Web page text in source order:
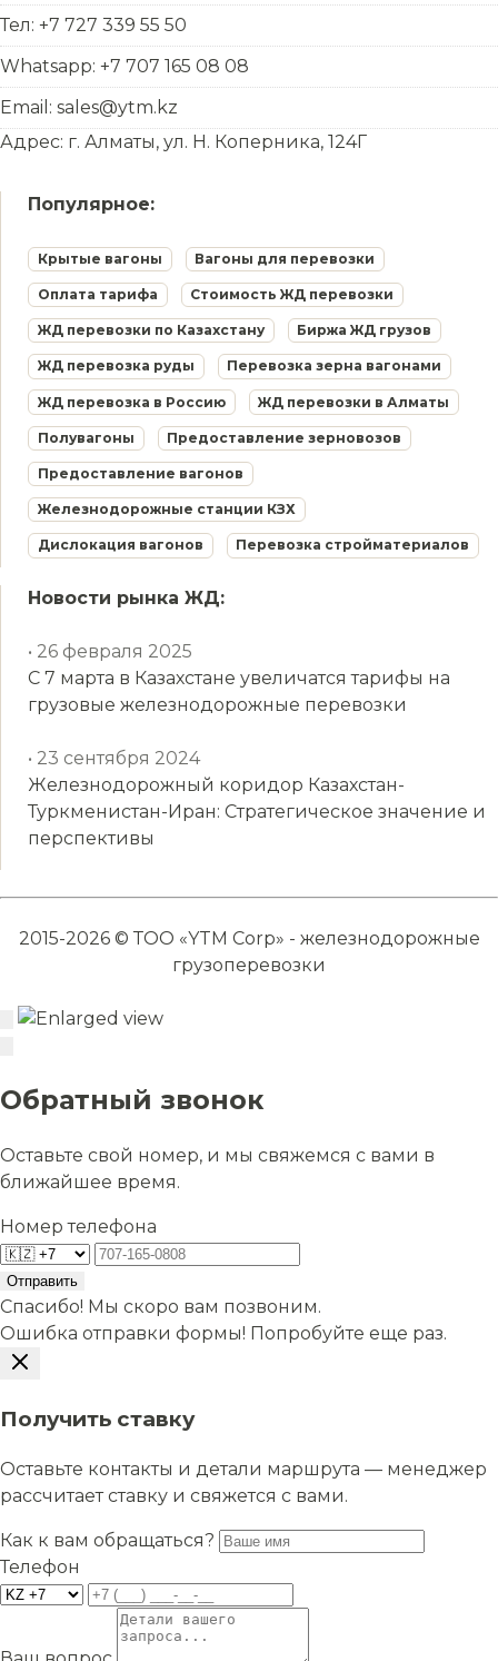
Тел: +7 727 339 55 50
Whatsapp: +7 707 165 08 08
Email: sales@ytm.kz
Адрес: г. Алматы, ул. Н. Коперника, 124Г
Популярное:
Крытые вагоны Вагоны для перевозки
Оплата тарифа Стоимость ЖД перевозки
ЖД перевозки по Казахстану Биржа ЖД грузов
ЖД перевозка руды Перевозка зерна вагонами
ЖД перевозка в Россию ЖД перевозки в Алматы
Полувагоны Предоставление зерновозов
Предоставление вагонов
Железнодорожные станции КЗХ
Дислокация вагонов Перевозка стройматериалов
Новости рынка ЖД:
• 26 февраля 2025
С 7 марта в Казахстане увеличатся тарифы на
грузовые железнодорожные перевозки
• 23 сентября 2024
Железнодорожный коридор Казахстан-
Туркменистан-Иран: Стратегическое значение и
перспективы
2015-2026 © ТОО «YTM Corp» - железнодорожные
грузоперевозки
Обратный звонок
Оставьте свой номер, и мы свяжемся с вами в
ближайшее время.
Номер телефона
Отправить
Спасибо! Мы скоро вам позвоним.
Ошибка отправки формы! Попробуйте еще раз.
Получить ставку
Оставьте контакты и детали маршрута — менеджер
рассчитает ставку и свяжется с вами.
Как к вам обращаться?
Телефон